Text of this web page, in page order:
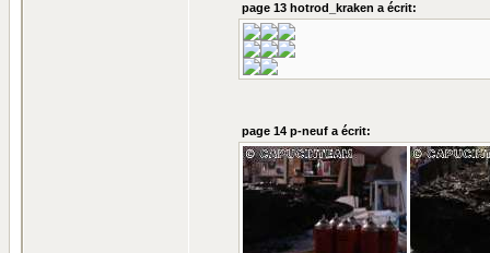
page 13 hotrod_kraken a écrit:
page 14 p-neuf a écrit: